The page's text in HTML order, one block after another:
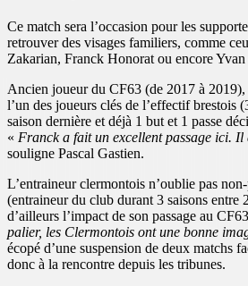
Ce match sera l’occasion pour les
retrouver des visages familiers, comme
Zakarian, Franck Honorat ou encore
Ancien joueur du CF63 (de 2017 à
l’un des joueurs clés de l’effectif brestois
saison dernière et déjà 1 but et 1 passe
« Franck a fait un excellent passage ici. Il
souligne Pascal Gastien.
L’entraineur clermontois n’oublie pas
(entraineur du club durant 3 saisons entre
d’ailleurs l’impact de son passage au
palier, les Clermontois ont une bonne
écopé d’une suspension de deux matchs
donc à la rencontre depuis les tribunes.